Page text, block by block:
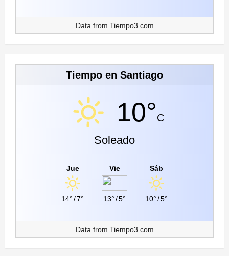
Data from Tiempo3.com
Tiempo en Santiago
10°C
Soleado
Jue
14°/7°
Vie
13°/5°
Sáb
10°/5°
Data from Tiempo3.com